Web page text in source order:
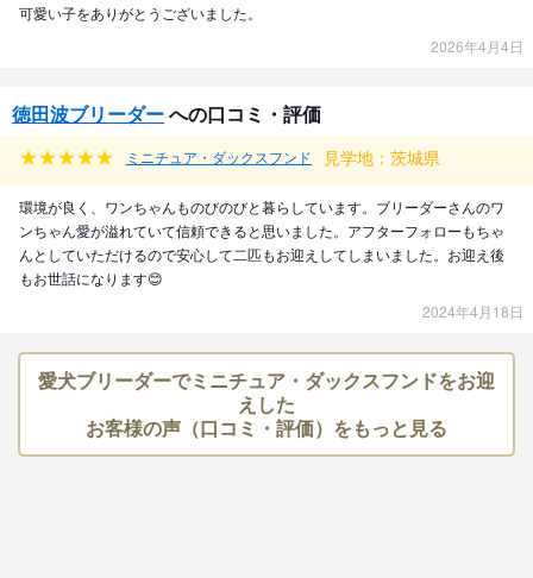
可愛い子をありがとうございました。
2026年4月4日
徳田波ブリーダーへの口コミ・評価
ミニチュア・ダックスフンド 見学地：茨城県
環境が良く、ワンちゃんものびのびと暮らしています。ブリーダーさんのワ
ンちゃん愛が溢れていて信頼できると思いました。アフターフォローもちゃ
んとしていただけるので安心して二匹もお迎えしてしまいました。お迎え後
もお世話になります😊
2024年4月18日
愛犬ブリーダーでミニチュア・ダックスフンドをお迎
えした
お客様の声（口コミ・評価）をもっと見る